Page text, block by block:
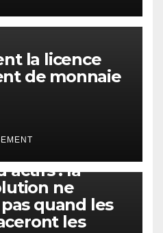
la licence
de monnaie
: la
ne
quand les
les